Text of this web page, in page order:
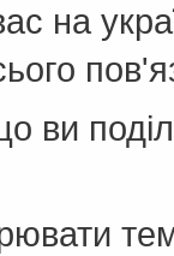
на
ви